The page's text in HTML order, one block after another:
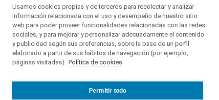
936 730 535
Crta. C-1413a, km 4,5
08754 El Papiol - BARCELONA
Menú footder Gic de Nomber
CONTACTO
Usamos cookies propias y de terceros para recolectar y analizar
información relacionada con el uso y desempeño de nuestro sitio
web para poder proveer funcionalidades relacionadas con las redes
sociales, y para mejorar y personalizar adecuadamente el contenido
y publicidad según sus preferencias, sobre la base de un perfil
elaborado a partir de sus hábitos de navegación (por ejemplo,
páginas visitadas). Política de cookies
Permitir todo
los anuncios, ofrecer funciones de redes sociales y analizar el tráfico.
Además, compartimos información sobre el uso que haga del sitio web
con nuestros partners de redes sociales, publicidad y análisis web,
quienes pueden combinarla con otra información que les haya
Más información